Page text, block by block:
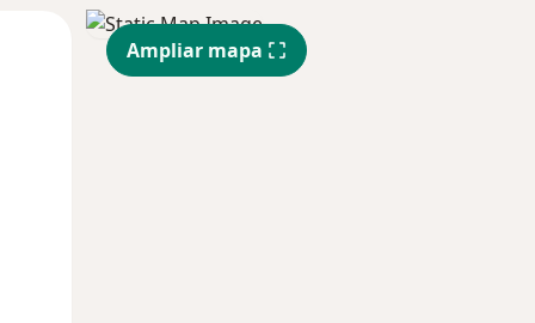
Segunda-feira Ter,
11 Ago
Qua
12 Ago
Ampliar mapa